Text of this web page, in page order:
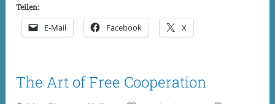
Teilen:
E-Mail Facebook X
The Art of Free Cooperation